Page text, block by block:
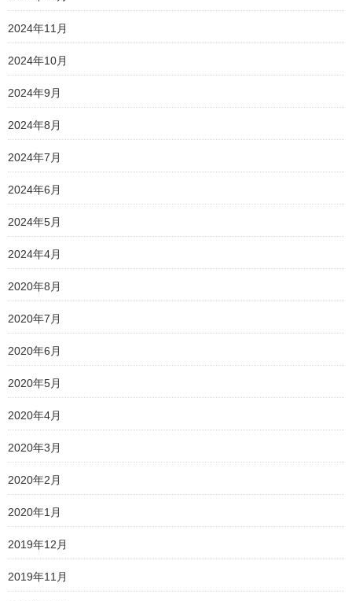
2024年11月
2024年10月
2024年9月
2024年8月
2024年7月
2024年6月
2024年5月
2024年4月
2020年8月
2020年7月
2020年6月
2020年5月
2020年4月
2020年3月
2020年2月
2020年1月
2019年12月
2019年11月